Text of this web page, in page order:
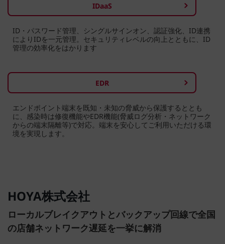
IDaaS
ID・パスワード管理、シングルサインオン、認証強化、ID連携
によりIDを一元管理。セキュリティレベルの向上とともに、ID
管理の効率化をはかります
EDR
エンドポイント端末を既知・未知の脅威から保護するととも
に、感染時は修復機能やEDR機能(脅威ログ分析・ネットワーク
からの端末隔離等)で対応。端末を安心してご利用いただける環
境を実現します。
HOYA株式会社
ローカルブレイクアウトとバックアップ回線で全国
の店舗ネットワーク遅延を一挙に解消